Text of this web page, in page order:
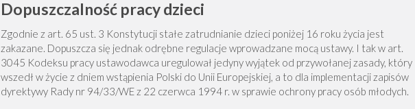
Dopuszczalność pracy dzieci
Zgodnie z art. 65 ust. 3 Konstytucji stałe zatrudnianie dzieci poniżej 16 roku życia jest
zakazane. Dopuszcza się jednak odrębne regulacje wprowadzane mocą ustawy. I tak w art.
3045 Kodeksu pracy ustawodawca uregulował jedyny wyjątek od przywołanej zasady, który
wszedł w życie z dniem wstąpienia Polski do Unii Europejskiej, a to dla implementacji zapisów
dyrektywy Rady nr 94/33/WE z 22 czerwca 1994 r. w sprawie ochrony pracy osób młodych.